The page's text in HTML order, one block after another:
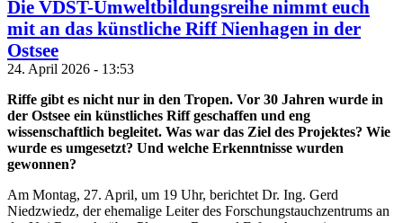
Die VDST-Umweltbildungsreihe nimmt euch
mit an das künstliche Riff Nienhagen in der
Ostsee
24. April 2026 - 13:53
Riffe gibt es nicht nur in den Tropen. Vor 30 Jahren wurde in
der Ostsee ein künstliches Riff geschaffen und eng
wissenschaftlich begleitet. Was war das Ziel des Projektes? Wie
wurde es umgesetzt? Und welche Erkenntnisse wurden
gewonnen?
Am Montag, 27. April, um 19 Uhr, berichtet Dr. Ing. Gerd
Niedzwiedz, der ehemalige Leiter des Forschungstauchzentrums an